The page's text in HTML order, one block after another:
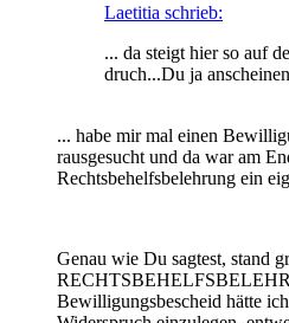
Laetitia schrieb:
... da steigt hier so auf
druch...Du ja
... habe mir mal einen
rausgesucht und da war am
Rechtsbehelfsbelehrung ein
Genau wie Du sagtest, stand
Bewilligungsbescheid hätte